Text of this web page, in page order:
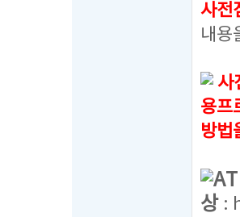
사전
내용
사
용프
방법
상 :